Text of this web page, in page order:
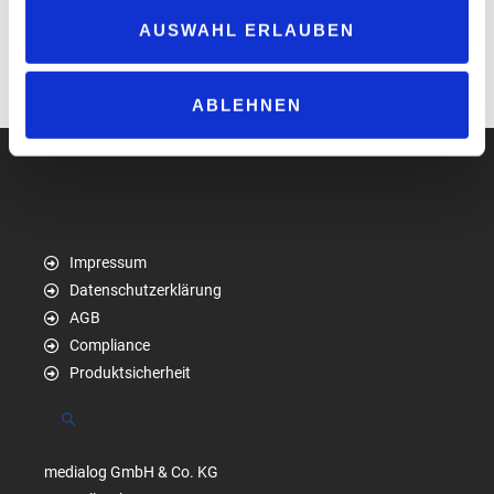
AUSWAHL ERLAUBEN
ABLEHNEN
ermöglicht es uns, unseren Kunden und Kundinnen einen
Impressum
Datenschutzerklärung
AGB
Compliance
Produktsicherheit
Suchen
medialog GmbH & Co. KG